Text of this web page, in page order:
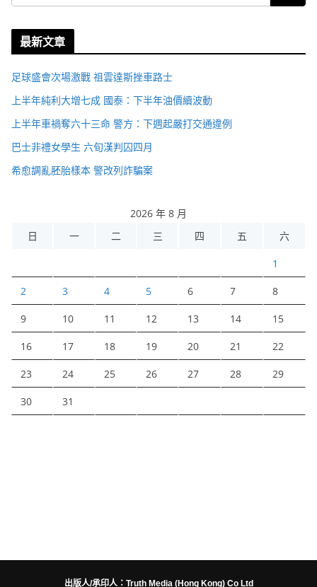
最新文章
足球盛會次場激戰 祖雲達斯挫車路士
上半年純利大增七成 國泰：下半年油價續波動
上半年車禍奪六十三命 警方：下週起嚴打交通違例
巴士非禮女學生 六旬漢判囚四月
希愈調亂胚胎樣本 警改列詐騙案
2026 年 8 月
日
一 二 三 四 五 六
1
2 3 4 5 6 7 8
9 10 11 12 13 14 15
16 17 18 19 20 21 22
23 24 25 26 27 28 29
30 31
出版人/承印人：Truth Media (Hong Kong) Co Ltd